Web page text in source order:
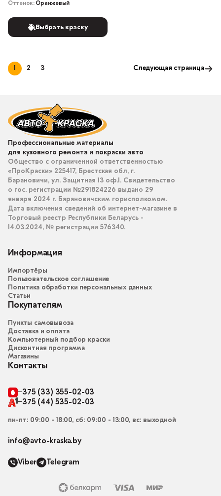
Оттенок: Оранжевый
Выбрать краску
1 2 3 Следующая страница
Профессиональные материалы
для кузовного ремонта и покраски авто
Общество с ограниченной ответственностью
«ПроКраски» 225417, Брестская обл, г.
Барановичи, ул. Защитная 13 оф.1. Свидетельство
о гос. регистрации №291824226 выдано 29
января 2024 г. Барановичским горисполкомом.
Дата включения сведений об интернет-магазине в
Торговый реестр Республики Беларусь -
14.03.2024, № регистрации 576340.
Информация
Импортёры
Пользовательское соглашение
Политика обработки персональных данных
Статьи
Покупателям
Пункты самовывоза
Доставка и оплата
Компьютерный подбор краски
Дисконтная программа
Магазины
Контакты
+375 (33) 355-02-03
+375 (44) 535-02-03
пн-пт: 09:00 - 18:00, сб: 09:00 - 13:00, вс: выходной
info@avto-kraska.by
Viber Telegram